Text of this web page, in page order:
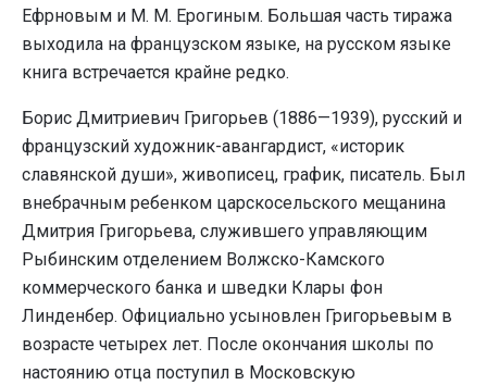
Ефрновым и М. М. Ерогиным. Большая часть тиража
выходила на французском языке, на русском языке
книга встречается крайне редко.
Борис Дмитриевич Григорьев (1886—1939), русский и
французский художник-авангардист, «историк
славянской души», живописец, график, писатель. Был
внебрачным ребенком царскосельского мещанина
Дмитрия Григорьева, служившего управляющим
Рыбинским отделением Волжско-Камского
коммерческого банка и шведки Клары фон
Линденбер. Официально усыновлен Григорьевым в
возрасте четырех лет. После окончания школы по
настоянию отца поступил в Московскую